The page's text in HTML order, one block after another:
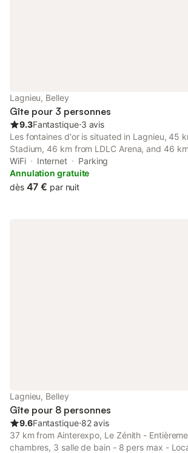
Lagnieu, Belley
Gîte pour 3 personnes
9.3Fantastique⋅3 avis
Les fontaines d'or is situated in Lagnieu, 45
Stadium, 46 km from LDLC Arena, and 46
Train Station. The guest house, housed in a
19th century, is 46 km from the Eurexpo Lyon.
WiFi Internet
Parking
Annulation gratuite
dès 47 € par nuit
Lagnieu, Belley
Gîte pour 8 personnes
9.6Fantastique⋅82 avis
37 km from Ainterexpo, Le Zénith -
chambres, 3 salle de bain - 8 pers max -